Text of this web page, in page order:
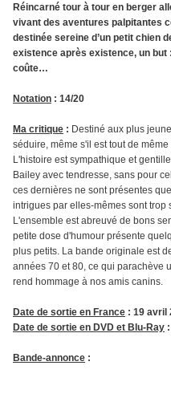
Réincarné tour à tour en berger
vivant des aventures palpitantes
destinée sereine d’un petit chien
existence après existence, un
coûte…
Notation : 14/20
Ma critique : Destiné aux plus
séduire, même s'il est tout de
L'histoire est sympathique et
Bailey avec tendresse, sans pour
ces dernières ne sont présentes
intrigues par elles-mêmes sont
L'ensemble est abreuvé de bons
petite dose d'humour présente
plus petits. La bande originale est
années 70 et 80, ce qui parachève
rend hommage à nos amis canins.
Date de sortie en France : 19 avril
Date de sortie en DVD et Blu-Ray
Bande-annonce :